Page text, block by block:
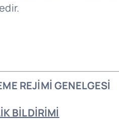
REJİMİ GENELGESİ
BİLDİRİMİ